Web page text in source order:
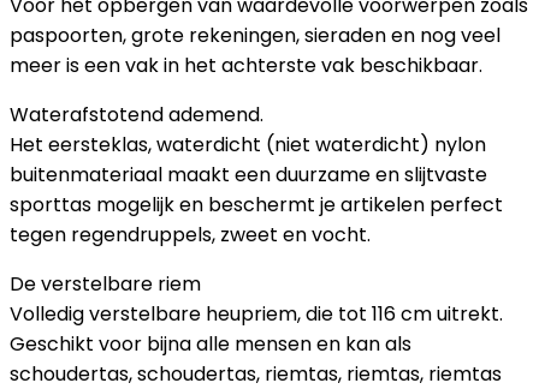
paspoorten, grote rekeningen, sieraden en nog veel
meer is een vak in het achterste vak beschikbaar.
Waterafstotend ademend.
Het eersteklas, waterdicht (niet waterdicht) nylon
buitenmateriaal maakt een duurzame en slijtvaste
sporttas mogelijk en beschermt je artikelen perfect
tegen regendruppels, zweet en vocht.
De verstelbare riem
Volledig verstelbare heupriem, die tot 116 cm uitrekt.
Geschikt voor bijna alle mensen en kan als
schoudertas, schoudertas, riemtas, riemtas, riemtas